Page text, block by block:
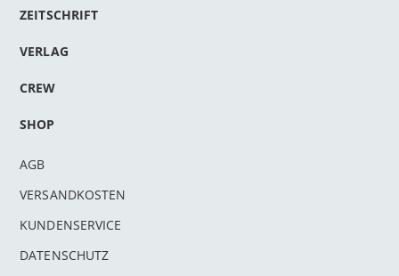
ZEITSCHRIFT
VERLAG
CREW
SHOP
AGB
VERSANDKOSTEN
KUNDENSERVICE
DATENSCHUTZ